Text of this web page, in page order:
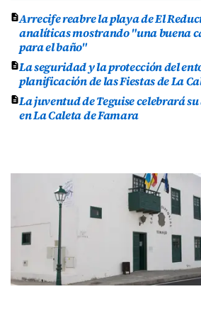
Arrecife reabre la playa de El
analíticas mostrando "una buena
para el baño"
La seguridad y la protección del
planificación de las Fiestas de La
La juventud de Teguise celebrará
en La Caleta de Famara